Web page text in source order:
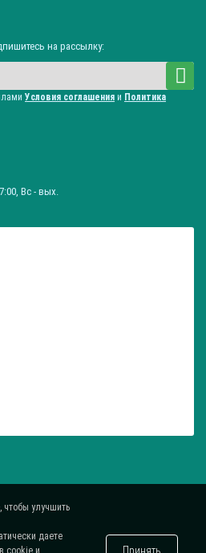
на рассылку:
Условия соглашения и Политика
Вc - вых.
улучшить
даете
cookie и